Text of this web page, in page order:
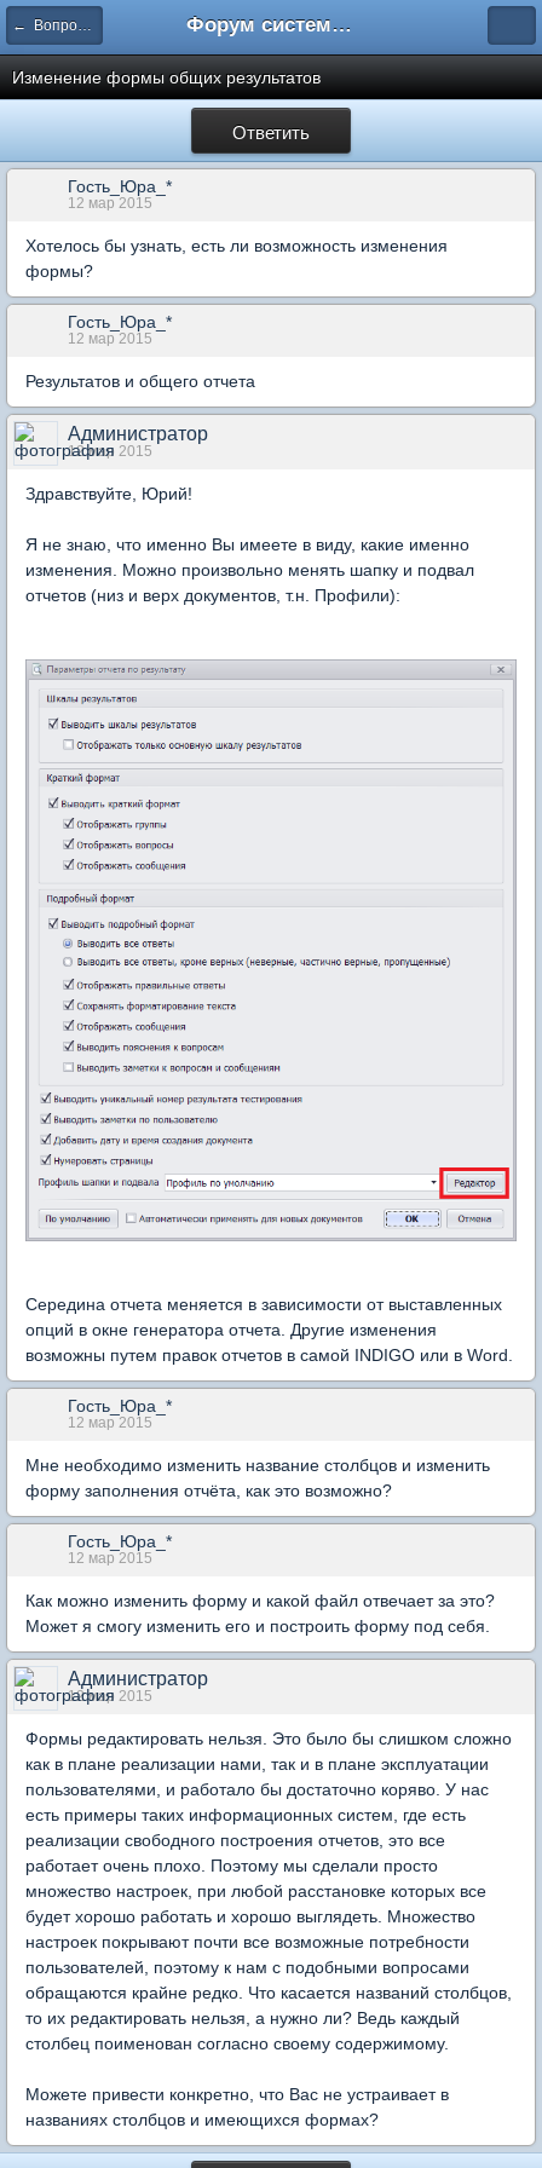
← Вопросы составления тестов Форум системы тестирования INDIGO
Изменение формы общих результатов
Ответить
Гость_Юра_*
12 мар 2015
Хотелось бы узнать, есть ли возможность изменения
формы?
Гость_Юра_*
12 мар 2015
Результатов и общего отчета
Администратор
12 мар 2015
Здравствуйте, Юрий!
Я не знаю, что именно Вы имеете в виду, какие именно
изменения. Можно произвольно менять шапку и подвал
отчетов (низ и верх документов, т.н. Профили):
Середина отчета меняется в зависимости от выставленных
опций в окне генератора отчета. Другие изменения
возможны путем правок отчетов в самой INDIGO или в Word.
Гость_Юра_*
12 мар 2015
Мне необходимо изменить название столбцов и изменить
форму заполнения отчёта, как это возможно?
Гость_Юра_*
12 мар 2015
Как можно изменить форму и какой файл отвечает за это?
Может я смогу изменить его и построить форму под себя.
Администратор
12 мар 2015
Формы редактировать нельзя. Это было бы слишком сложно
как в плане реализации нами, так и в плане эксплуатации
пользователями, и работало бы достаточно коряво. У нас
есть примеры таких информационных систем, где есть
реализации свободного построения отчетов, это все
работает очень плохо. Поэтому мы сделали просто
множество настроек, при любой расстановке которых все
будет хорошо работать и хорошо выглядеть. Множество
настроек покрывают почти все возможные потребности
пользователей, поэтому к нам с подобными вопросами
обращаются крайне редко. Что касается названий столбцов,
то их редактировать нельзя, а нужно ли? Ведь каждый
столбец поименован согласно своему содержимому.
Можете привести конкретно, что Вас не устраивает в
названиях столбцов и имеющихся формах?